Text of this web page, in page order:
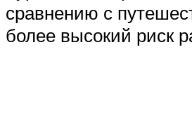
сравнению с
более высокий риск